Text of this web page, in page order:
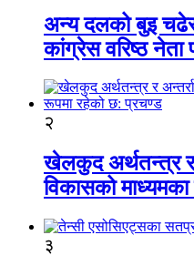
अन्य दलको बुइ चढेर
कांग्रेस वरिष्ठ नेता
२
खेलकुद अर्थतन्त्र र
विकासको
३